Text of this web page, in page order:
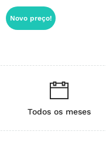
Novo preço!
Todos os meses